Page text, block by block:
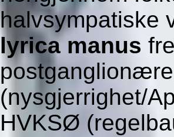
halvsympatiske
lyrica manus
(nysgjerrighet/
HVKSØ